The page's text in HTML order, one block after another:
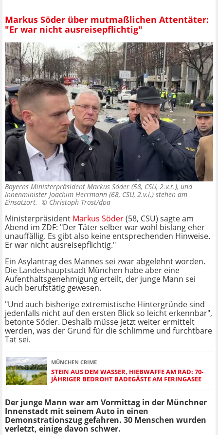
Markus Söder über mutmaßlichen Attentäter:
"Er war nicht ausreisepflichtig"
Bayerns Ministerpräsident Markus Söder (58, CSU, 2.v.r.), und
Innenminister Joachim Herrmann (68, CSU, 2.v.l.) stehen am
Einsatzort. © Christoph Trost/dpa
Ministerpräsident Markus Söder(58, CSU) sagte am
Abend im ZDF: "Der Täter selber war wohl bislang eher
unauffällig. Es gibt also keine entsprechenden Hinweise.
Er war nicht ausreisepflichtig."
Ein Asylantrag des Mannes sei zwar abgelehnt worden.
Die Landeshauptstadt München habe aber eine
Aufenthaltsgenehmigung erteilt, der junge Mann sei
auch berufstätig gewesen.
"Und auch bisherige extremistische Hintergründe sind
jedenfalls nicht auf den ersten Blick so leicht erkennbar",
betonte Söder. Deshalb müsse jetzt weiter ermittelt
werden, was der Grund für die schlimme und furchtbare
Tat sei.
MÜNCHEN CRIME
STEIN AUS DEM WASSER, HIEBWAFFE AM RAD: 70-
JÄHRIGER BEDROHT BADEGÄSTE AM FERINGASEE
Der junge Mann war am Vormittag in der Münchner
Innenstadt mit seinem Auto in einen
Demonstrationszug gefahren. 30 Menschen wurden
verletzt, einige davon schwer.